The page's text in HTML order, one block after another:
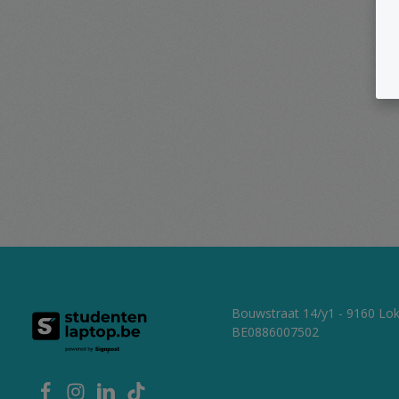
Bouwstraat 14/y1 - 9160
BE0886007502